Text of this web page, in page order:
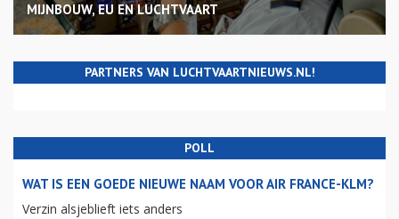
MIJNBOUW, EU EN LUCHTVAART
PARTNERS VAN LUCHTVAARTNIEUWS.NL!
POLL
WAT IS EEN GOEDE NIEUWE NAAM VOOR AIR FRANCE-KLM?
Verzin alsjeblieft iets anders